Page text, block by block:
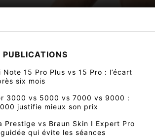
PUBLICATIONS
Note 15 Pro Plus vs 15 Pro : l’écart
six mois
3000 vs 5000 vs 7000 vs 9000 :
justifie mieux son prix
Prestige vs Braun Skin I Expert Pro
qui évite les séances